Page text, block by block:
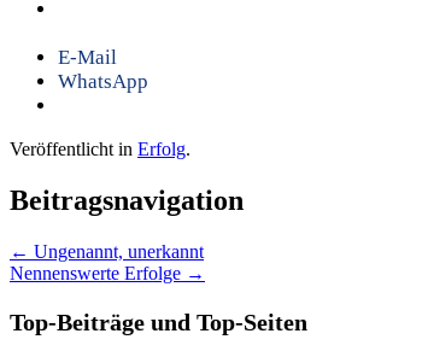
E-Mail
WhatsApp
Veröffentlicht in Erfolg.
Beitragsnavigation
← Ungenannt, unerkannt
Nennenswerte Erfolge →
Top-Beiträge und Top-Seiten